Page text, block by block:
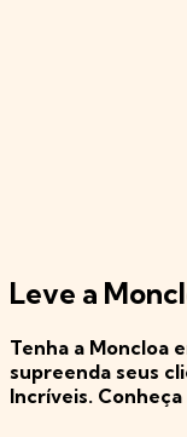
Leve a
Tenha a Moncloa
supreenda seus
Incríveis.